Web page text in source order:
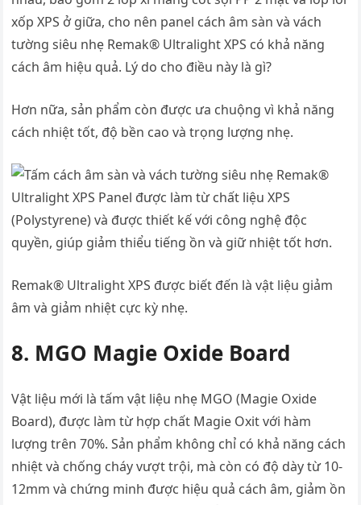
xốp XPS ở giữa, cho nên panel cách âm sàn và vách
tường siêu nhẹ Remak® Ultralight XPS có khả năng
cách âm hiệu quả. Lý do cho điều này là gì?
Hơn nữa, sản phẩm còn được ưa chuộng vì khả năng
cách nhiệt tốt, độ bền cao và trọng lượng nhẹ.
Remak® Ultralight XPS được biết đến là vật liệu giảm
âm và giảm nhiệt cực kỳ nhẹ.
8. MGO Magie Oxide Board
Vật liệu mới là tấm vật liệu nhẹ MGO (Magie Oxide
Board), được làm từ hợp chất Magie Oxit với hàm
lượng trên 70%. Sản phẩm không chỉ có khả năng cách
nhiệt và chống cháy vượt trội, mà còn có độ dày từ 10-
12mm và chứng minh được hiệu quả cách âm, giảm ồn